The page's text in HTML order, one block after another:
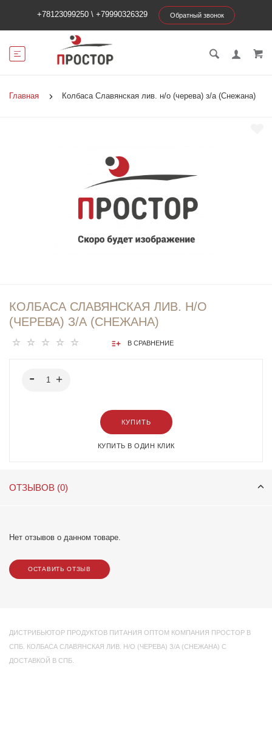
+78123099250 \ +79990326329 Обратный звонок
Главная Колбаса Славянская лив. н/о (черева) з/а (Снежана)
КОЛБАСА СЛАВЯНСКАЯ ЛИВ. Н/О
(ЧЕРЕВА) З/А (СНЕЖАНА)
В СРАВНЕНИЕ
КУПИТЬ
КУПИТЬ В ОДИН КЛИК
ОТЗЫВОВ (0)
Нет отзывов о данном товаре.
ОСТАВИТЬ ОТЗЫВ
ДИСТРИБЬЮТОР ПРОДУКТОВ ПИТАНИЯ ОПТОМ КОМПАНИЯ ПРОСТОР В
СПБ. КОЛБАСА СЛАВЯНСКАЯ ЛИВ. Н/О (ЧЕРЕВА) З/А (СНЕЖАНА) С
ДОСТАВКОЙ В СПБ.